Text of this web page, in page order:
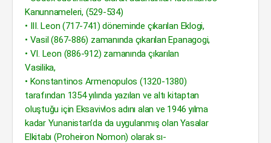
Kanunnameleri, (529-534)
• III. Leon (717-741) döneminde çıkarılan Eklogi,
• Vasil (867-886) zamanında çıkarılan Epanagogi,
• VI. Leon (886-912) zamanında çıkarılan
Vasilika,
• Konstantinos Armenopulos (1320-1380)
tarafından 1354 yılında yazılan ve altı kitaptan
oluştuğu için Eksavivlos adını alan ve 1946 yılma
kadar Yunanistan’da da uygulanmış olan Yasalar
Elkitabı (Proheiron Nomon) olarak sı-